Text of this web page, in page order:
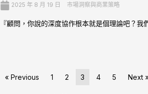
2025 年 8 月 19 日 市場洞察與商業策略
『顧問，你說的深度協作根本就是個理論吧？我
« Previous 1 2 3 4 5 Next